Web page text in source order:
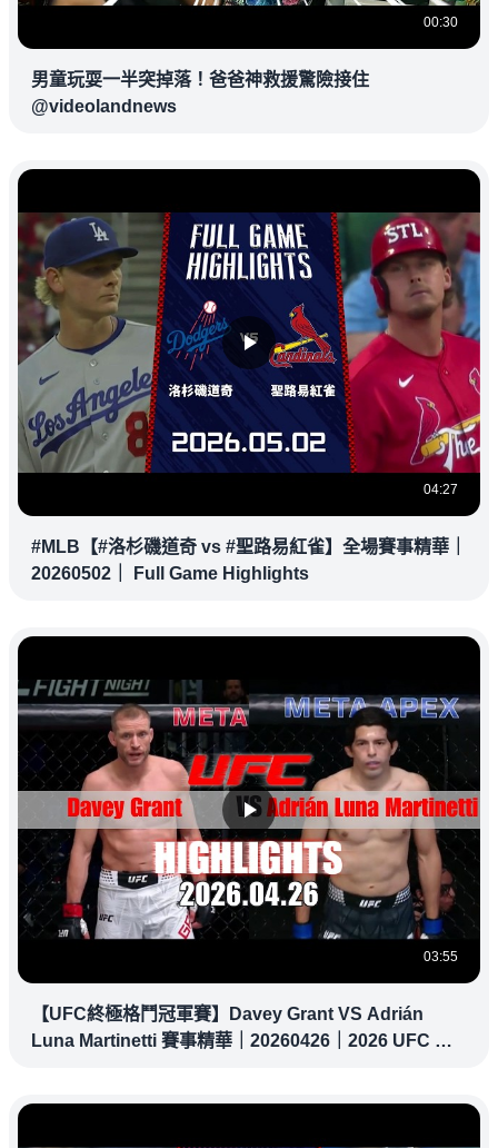
00:30
男童玩耍一半突掉落！爸爸神救援驚險接住
@videolandnews
04:27
#MLB【#洛杉磯道奇 vs #聖路易紅雀】全場賽事精華｜
20260502｜ Full Game Highlights
03:55
【UFC終極格鬥冠軍賽】Davey Grant VS Adrián
Luna Martinetti 賽事精華｜20260426｜2026 UFC 鎖